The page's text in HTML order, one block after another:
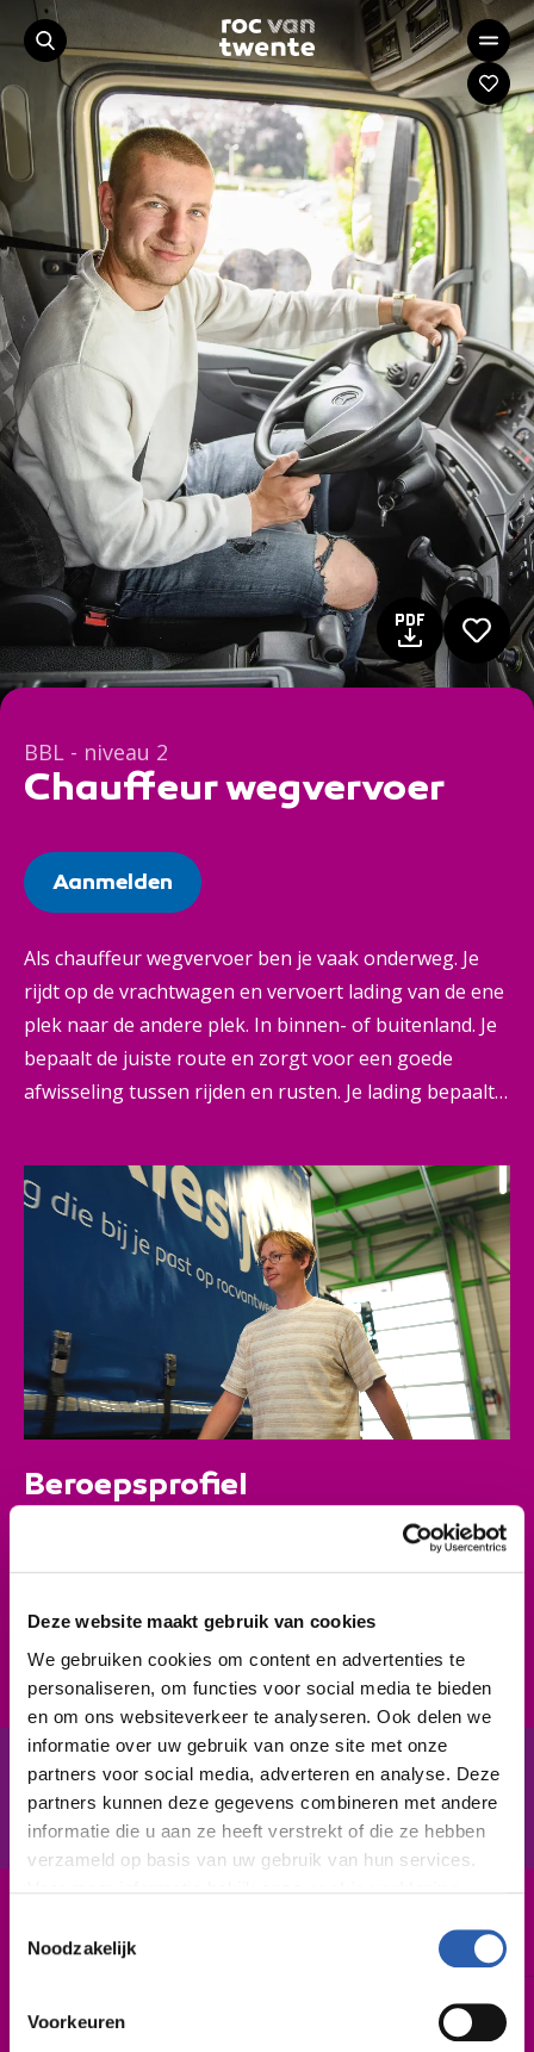
Deze website maakt gebruik van cookies
We gebruiken cookies om content en advertenties te
personaliseren, om functies voor social media te bieden
en om ons websiteverkeer te analyseren. Ook delen we
informatie over uw gebruik van onze site met onze
partners voor social media, adverteren en analyse. Deze
partners kunnen deze gegevens combineren met andere
informatie die u aan ze heeft verstrekt of die ze hebben
verzameld op basis van uw gebruik van hun services.
We werken samen met
die uw gegevens
Noodzakelijk
Voorkeuren
BBL - niveau 2
Chauffeur wegvervoer
Aanmelden
Als chauffeur wegvervoer ben je vaak onderweg. Je
rijdt op de vrachtwagen en vervoert lading van de ene
plek naar de andere plek. In binnen- of buitenland. Je
bepaalt de juiste route en zorgt voor een goede
afwisseling tussen rijden en rusten. Je lading bepaalt
oplegger. Je werkt bij een transportonderneming, een
vervoerder of bij een ander bedrijf met een
transportafdeling.
Beroepsprofiel
Je werkt graag zelfstandig en kunt lang alleen werken.
Dat het werk vaak op onregelmatige tijden is, vind je
zorgvuldig werken.
In het kort De opleiding
BBL / 2
2 jaar